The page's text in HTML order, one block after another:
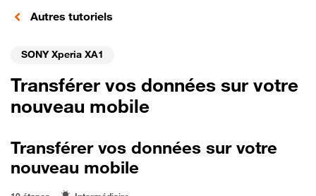
Autres tutoriels
SONY Xperia XA1
Transférer vos données sur votre
nouveau mobile
Transférer vos données sur votre
nouveau mobile